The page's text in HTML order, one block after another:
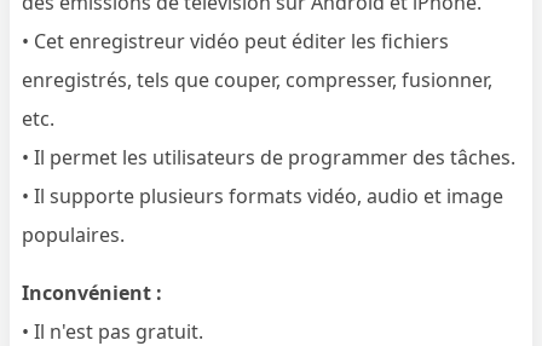
• Cet enregistreur vidéo peut éditer les fichiers
enregistrés, tels que couper, compresser, fusionner,
etc.
• Il permet les utilisateurs de programmer des tâches.
• Il supporte plusieurs formats vidéo, audio et image
populaires.
Inconvénient :
• Il n'est pas gratuit.